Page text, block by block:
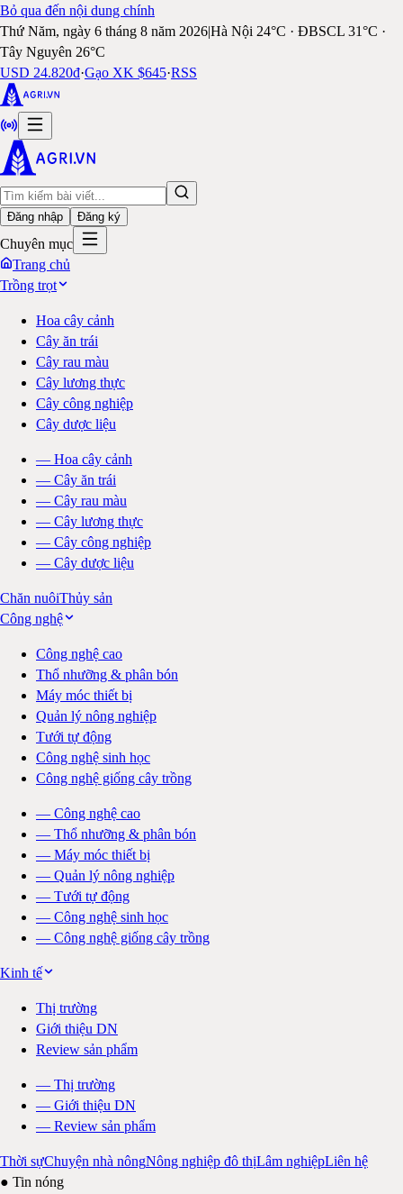
Bỏ qua đến nội dung chính
Thứ Năm, ngày 6 tháng 8 năm 2026|Hà Nội 24°C · ĐBSCL 31°C ·
Tây Nguyên 26°C
USD 24.820đ·Gạo XK $645·RSS
Đăng nhập Đăng ký
Chuyên mục
Trang chủ
Trồng trọt
Hoa cây cảnh
Cây ăn trái
Cây rau màu
Cây lương thực
Cây công nghiệp
Cây dược liệu
— Hoa cây cảnh
— Cây ăn trái
— Cây rau màu
— Cây lương thực
— Cây công nghiệp
— Cây dược liệu
Chăn nuôiThủy sản
Công nghệ
Công nghệ cao
Thổ nhưỡng & phân bón
Máy móc thiết bị
Quản lý nông nghiệp
Tưới tự động
Công nghệ sinh học
Công nghệ giống cây trồng
— Công nghệ cao
— Thổ nhưỡng & phân bón
— Máy móc thiết bị
— Quản lý nông nghiệp
— Tưới tự động
— Công nghệ sinh học
— Công nghệ giống cây trồng
Kinh tế
Thị trường
Giới thiệu DN
Review sản phẩm
— Thị trường
— Giới thiệu DN
— Review sản phẩm
Thời sựChuyện nhà nôngNông nghiệp đô thịLâm nghiệpLiên hệ
● Tin nóng